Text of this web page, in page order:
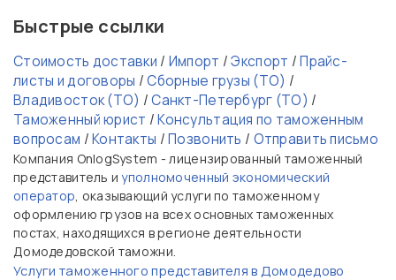
Быстрые ссылки
Стоимость доставки / Импорт /Экспорт /Прайс-
листы и договоры /Сборные грузы (ТО) /
Владивосток (ТО) /Санкт-Петербург (ТО) /
Таможенный юрист /Консультация по таможенным
вопросам /Контакты /Позвонить / Отправить письмо
Компания OnlogSystem - лицензированный таможенный
представитель и уполномоченный экономический
оператор, оказывающий услуги по таможенному
оформлению грузов на всех основных таможенных
постах, находящихся в регионе деятельности
Домодедовской таможни.
Услуги таможенного представителя в Домодедово